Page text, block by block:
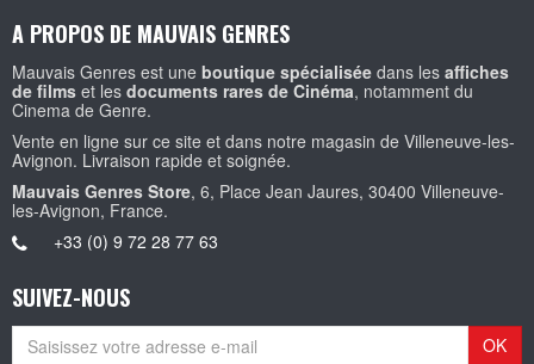
A PROPOS DE MAUVAIS GENRES
Mauvais Genres est une boutique spécialisée dans les affiches
de films et les documents rares de Cinéma, notamment du
Cinema de Genre.
Vente en ligne sur ce site et dans notre magasin de Villeneuve-les-
Avignon. Livraison rapide et soignée.
Mauvais Genres Store, 6, Place Jean Jaures, 30400 Villeneuve-
les-Avignon, France.
+33 (0) 9 72 28 77 63
SUIVEZ-NOUS
OK